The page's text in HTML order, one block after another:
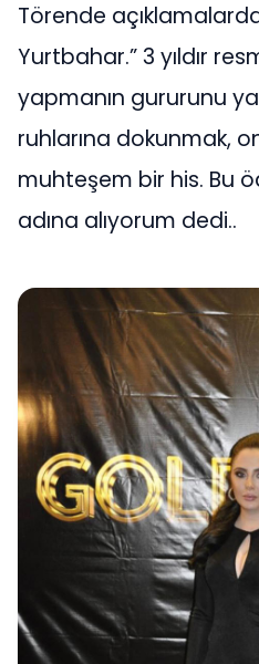
Törende
Yurtbahar.” 3 yıldır
yapmanın gururunu
ruhlarına dokunmak,
muhteşem bir his. Bu
adına alıyorum dedi..